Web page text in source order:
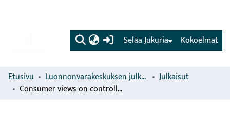
(current) Kokoelmat
Selaa Jukuria
Etusivu Luonnonvarakeskuksen julkaisut
Julkaisut
Consumer views on controlling production diseases in intensive production systems